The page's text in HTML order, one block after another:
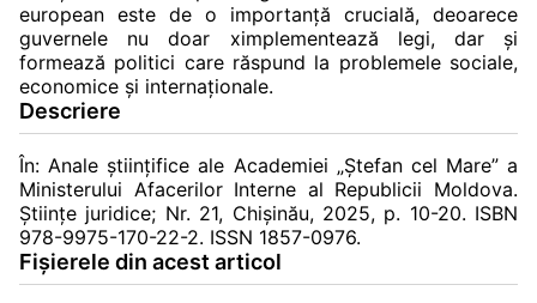
european este de o importanță crucială, deoarece
guvernele nu doar ximplementează legi, dar și
formează politici care răspund la problemele sociale,
economice și internaționale.
Descriere
În: Anale ştiinţifice ale Academiei „Ştefan cel Mare” a
Ministerului Afacerilor Interne al Republicii Moldova.
Știinţe juridice; Nr. 21, Chişinău, 2025, p. 10-20. ISBN
978-9975-170-22-2. ISSN 1857-0976.
Fișierele din acest articol